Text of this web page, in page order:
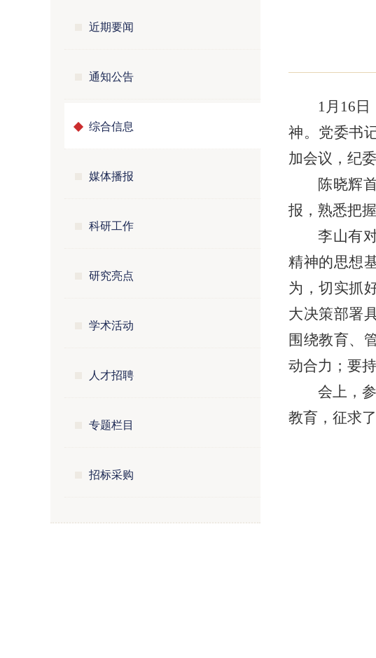
近期要闻
通知公告
综合信息
媒体播报
科研工作
研究亮点
学术活动
人才招聘
专题栏目
招标采购
1月16
神。党委书
加会议，纪
陈晓辉
报，熟悉把
李山有
精神的思想
为，切实抓
大决策部署
围绕教育、
动合力；要
会上，
教育，征求